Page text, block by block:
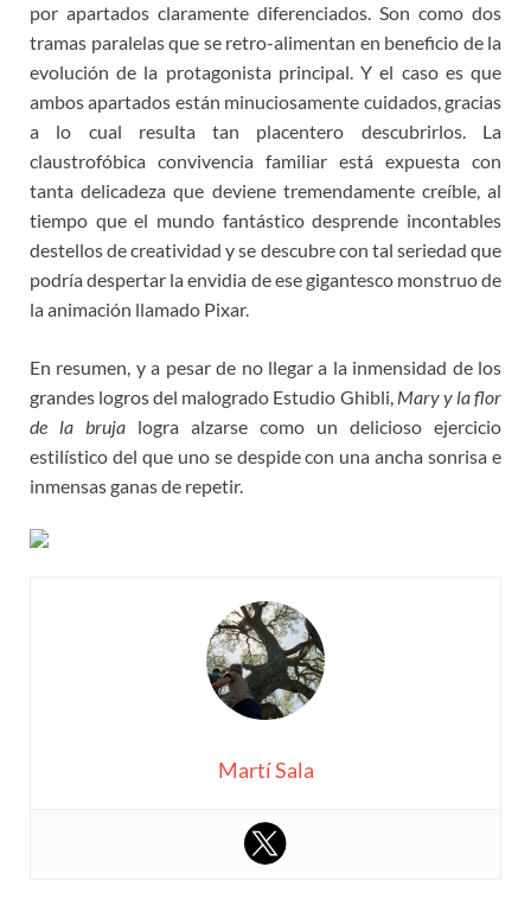
por apartados claramente diferenciados. Son como dos
tramas paralelas que se retro-alimentan en beneficio de la
evolución de la protagonista principal. Y el caso es que
ambos apartados están minuciosamente cuidados, gracias
a lo cual resulta tan placentero descubrirlos. La
claustrofóbica convivencia familiar está expuesta con
tanta delicadeza que deviene tremendamente creíble, al
tiempo que el mundo fantástico desprende incontables
destellos de creatividad y se descubre con tal seriedad que
podría despertar la envidia de ese gigantesco monstruo de
la animación llamado Pixar.
En resumen, y a pesar de no llegar a la inmensidad de los
grandes logros del malogrado Estudio Ghibli, Mary y la flor
de la bruja logra alzarse como un delicioso ejercicio
estilístico del que uno se despide con una ancha sonrisa e
inmensas ganas de repetir.
Martí Sala